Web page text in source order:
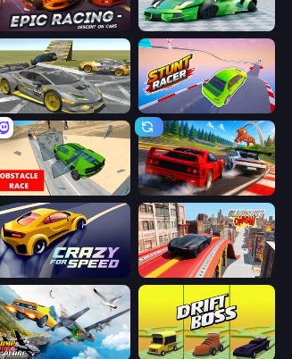
Epic Racing - Descent on Cars Sportcars Crash
Wrong Way Stunt Racer
Obstacle Race: Destroying Simulator! Racing: Online!
Crazy for Speed Slingshot Crash
Jump Into The Plane Drift Boss